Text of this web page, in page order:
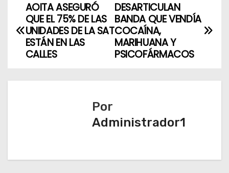
N
a
e
i
DESARTICULAN
BANDA QUE VENDÍA
COCAÍNA,
MARIHUANA Y
PSICOFÁRMACOS
AOITA ASEGURÓ
QUE EL 75% DE LAS
UNIDADES DE LA SAT
ESTÁN EN LAS
CALLES
Por
Administrador1